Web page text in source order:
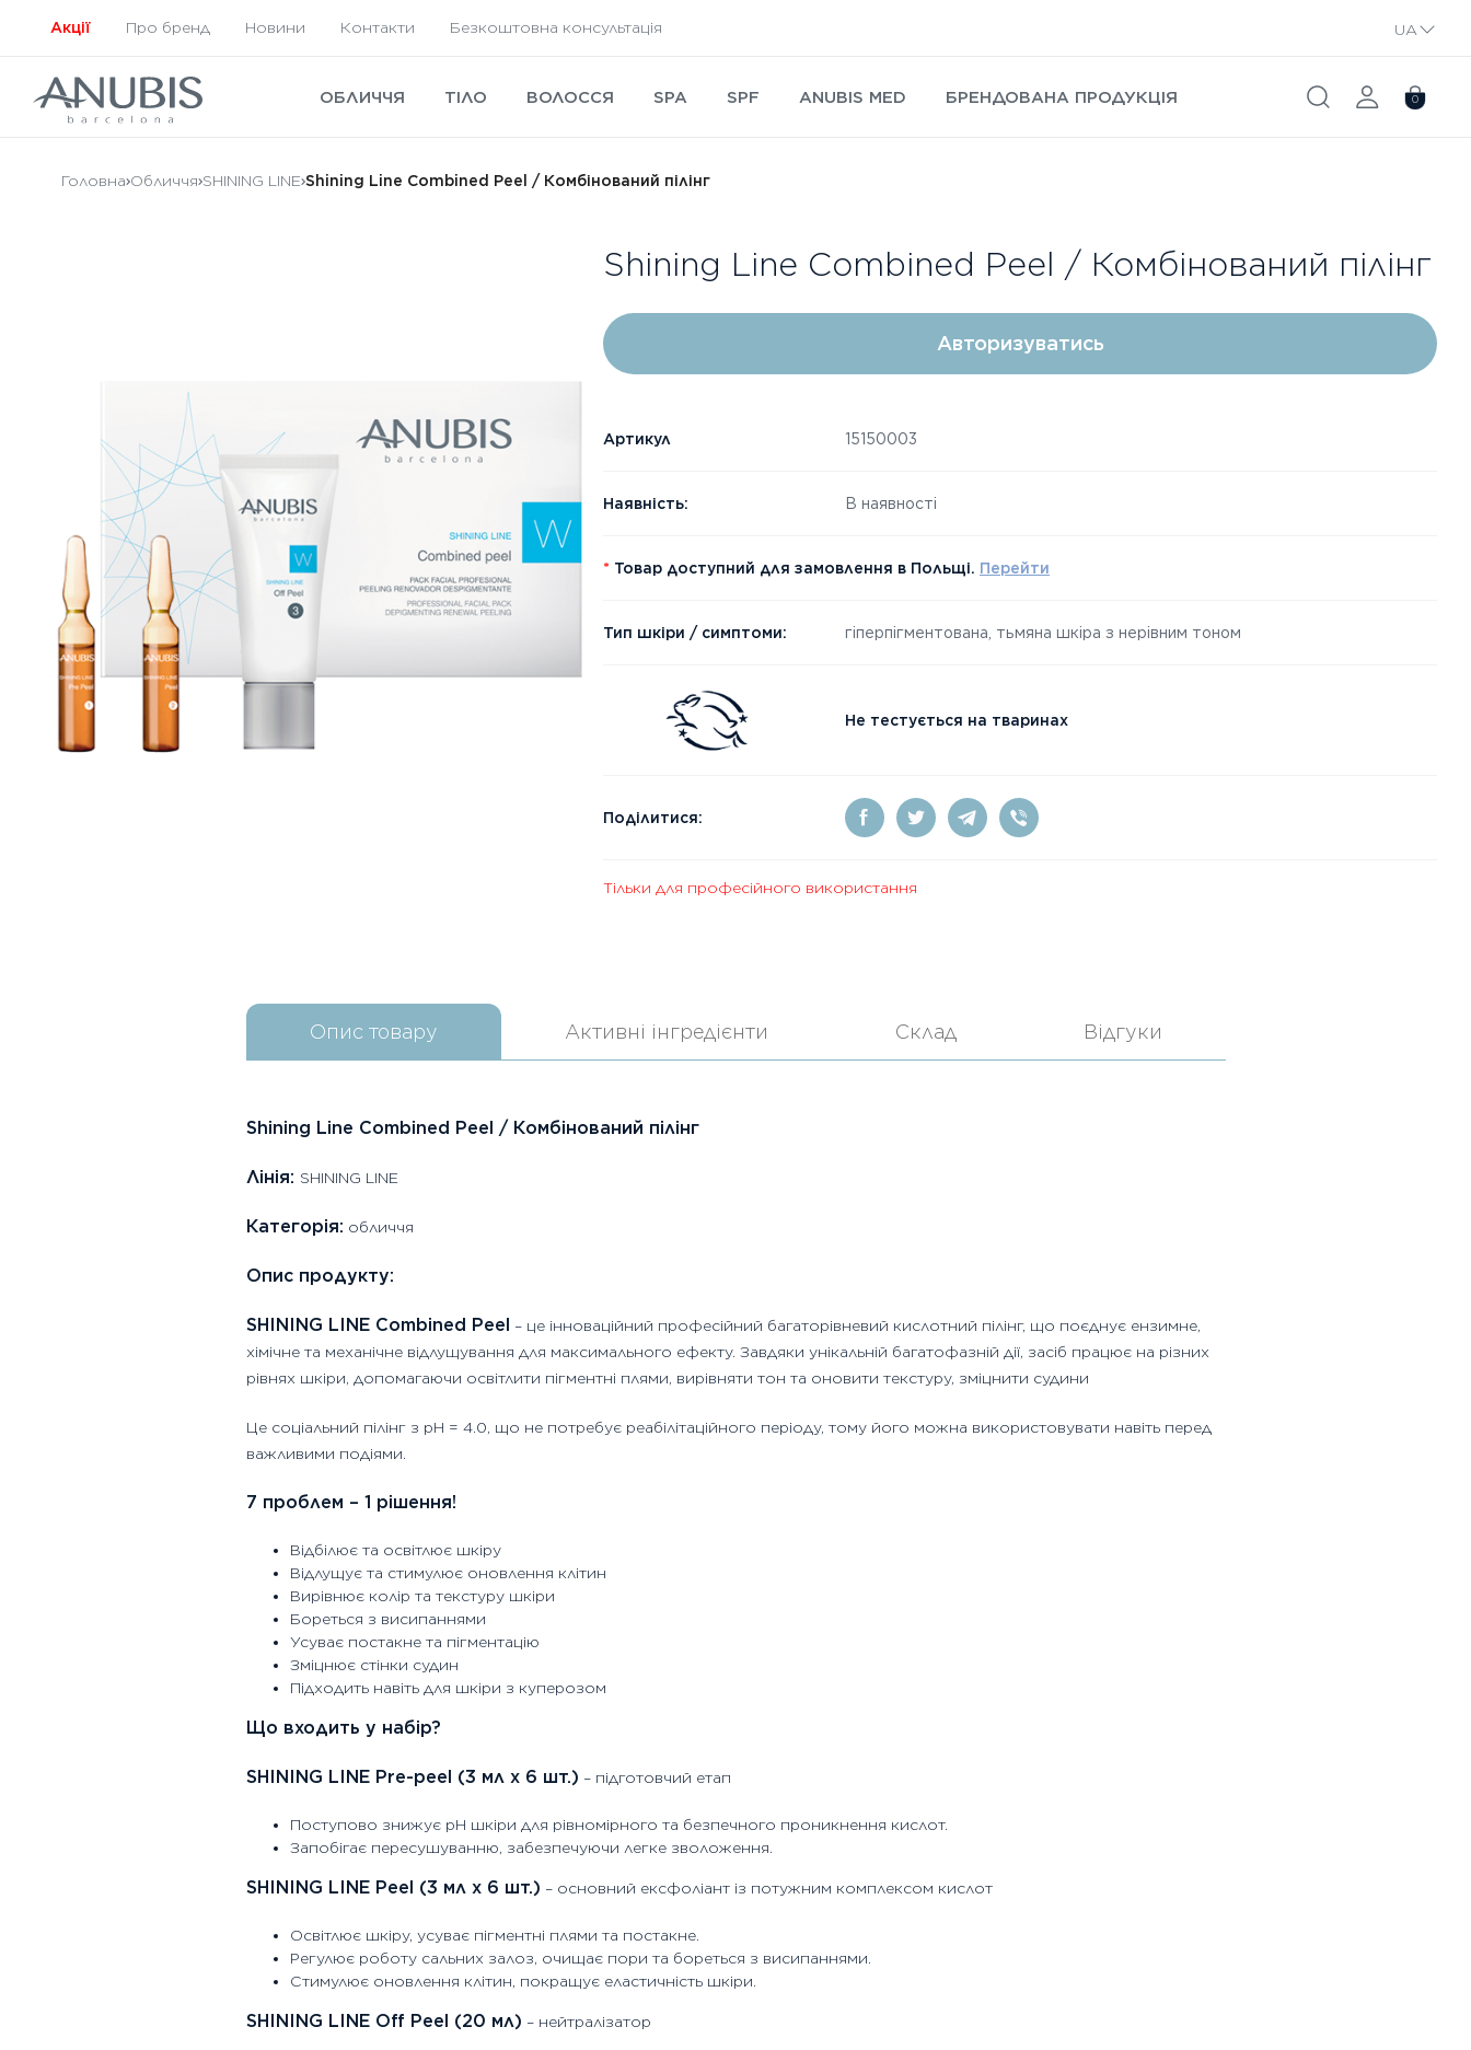
Акції Про бренд Новини Контакти Безкоштовна консультація
UA
ОБЛИЧЧЯ ТІЛО ВОЛОССЯ SPA SPF ANUBIS MED БРЕНДОВАНА ПРОДУКЦІЯ 0
Головна Обличчя SHINING LINE Shining Line Combined Peel / Комбінований пілінг
Shining Line Combined Peel / Комбінований пілінг
Авторизуватись
Артикул 15150003
Наявність: В наявності
* Товар доступний для замовлення в Польщі. Перейти
Тип шкіри / симптоми: гіперпігментована, тьмяна шкіра з нерівним тоном
Не тестується на тваринах
Поділитися:
Тільки для професійного використання
Опис товару Активні інгредієнти Склад Відгуки
Shining Line Combined Peel / Комбінований пілінг
Лінія: SHINING LINE
Категорія: обличчя
Опис продукту:
SHINING LINE Combined Peel – це інноваційний професійний багаторівневий кислотний пілінг, що поєднує ензимне,
хімічне та механічне відлущування для максимального ефекту. Завдяки унікальній багатофазній дії, засіб працює на різних
рівнях шкіри, допомагаючи освітлити пігментні плями, вирівняти тон та оновити текстуру, зміцнити судини
Це соціальний пілінг з pH = 4.0, що не потребує реабілітаційного періоду, тому його можна використовувати навіть перед
важливими подіями.
7 проблем – 1 рішення!
Відбілює та освітлює шкіру
Відлущує та стимулює оновлення клітин
Вирівнює колір та текстуру шкіри
Бореться з висипаннями
Усуває постакне та пігментацію
Зміцнює стінки судин
Підходить навіть для шкіри з куперозом
Що входить у набір?
SHINING LINE Pre-peel (3 мл x 6 шт.) – підготовчий етап
Поступово знижує pH шкіри для рівномірного та безпечного проникнення кислот.
Запобігає пересушуванню, забезпечуючи легке зволоження.
SHINING LINE Peel (3 мл x 6 шт.) – основний ексфоліант із потужним комплексом кислот
Освітлює шкіру, усуває пігментні плями та постакне.
Регулює роботу сальних залоз, очищає пори та бореться з висипаннями.
Стимулює оновлення клітин, покращує еластичність шкіри.
SHINING LINE Off Peel (20 мл) – нейтралізатор